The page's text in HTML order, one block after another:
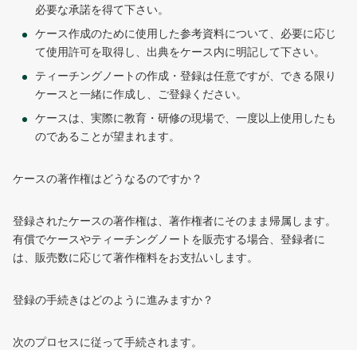
必要な承諾を得て下さい。
ケース作成のために使用した参考資料について、必要に応じ
て使用許可を取得し、出典をケース内に明記して下さい。
ティーチングノートの作成・登録は任意ですが、できる限り
ケースと一緒に作成し、ご登録ください。
ケースは、実際に教育・研修の現場で、一度以上使用したも
のであることが望まれます。
ケースの著作権はどうなるのですか？
登録されたケースの著作権は、著作権者にそのまま帰属します。
有償でケースやティーチングノートを販売する場合、登録者に
は、販売数に応じて著作権料をお支払いします。
登録の手続きはどのように進みますか？
次のプロセスに従って手続されます。